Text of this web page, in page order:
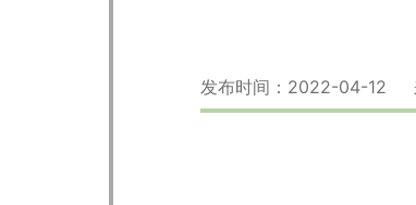
发布时间：2022-04-12